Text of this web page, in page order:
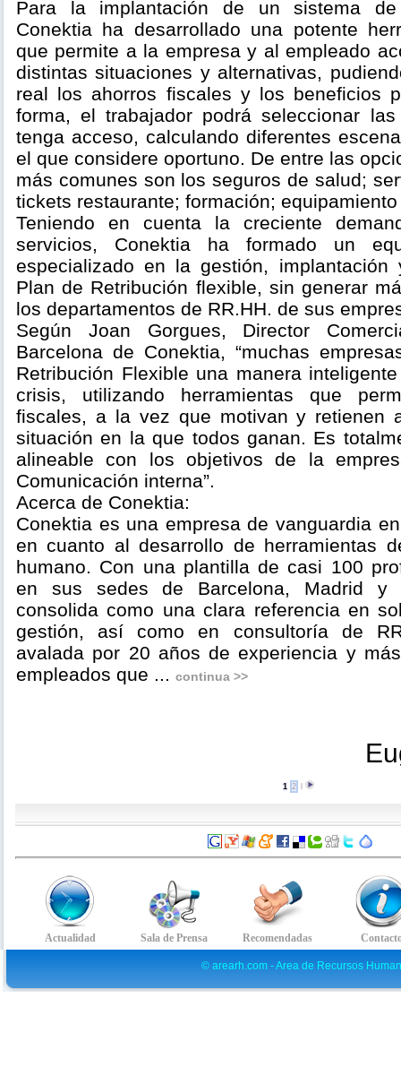
Para la implantación de un sistema de
Conektia ha desarrollado una potente
que permite a la empresa y al empleado
distintas situaciones y alternativas,
real los ahorros fiscales y los beneficios
forma, el trabajador podrá seleccionar
tenga acceso, calculando diferentes
el que considere oportuno. De entre las
más comunes son los seguros de salud;
tickets restaurante; formación;
Teniendo en cuenta la creciente
servicios, Conektia ha formado un
especializado en la gestión, implantación
Plan de Retribución flexible, sin generar
los departamentos de RR.HH. de sus
Según Joan Gorgues, Director
Barcelona de Conektia, “muchas
Retribución Flexible una manera
crisis, utilizando herramientas que
fiscales, a la vez que motivan y retienen
situación en la que todos ganan. Es
alineable con los objetivos de la
Comunicación interna”.
Acerca de Conektia:
Conektia es una empresa de vanguardia
en cuanto al desarrollo de herramientas
humano. Con una plantilla de casi 100
en sus sedes de Barcelona, Madrid y
consolida como una clara referencia en
gestión, así como en consultoría de
avalada por 20 años de experiencia y
empleados que ... continua >>
1 2
© arearh.com - Area de Recursos